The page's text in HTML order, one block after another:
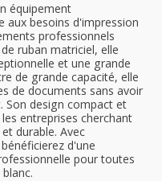
équipement
aux besoins d'impression
professionnels
ruban matriciel, elle
et une grande
de grande capacité, elle
de documents sans avoir
Son design compact et
entreprises cherchant
durable. Avec
d'une
pour toutes